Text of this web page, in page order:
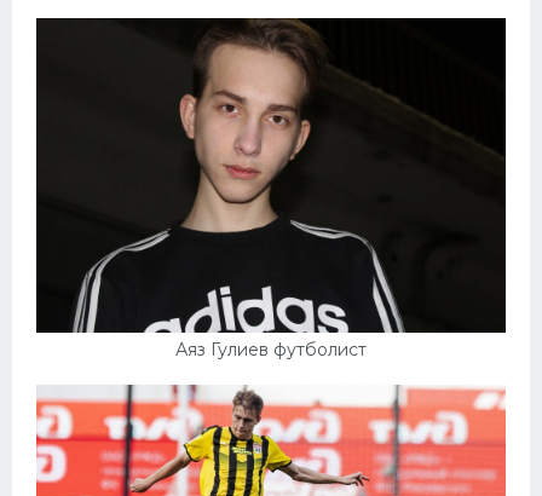
Аяз Гулиев футболист